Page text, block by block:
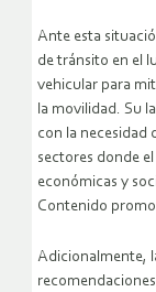
Ante esta
de tránsito en el
vehicular para
la movilidad. Su
con la necesidad
sectores donde
económicas y
Contenido
Adicionalmente,